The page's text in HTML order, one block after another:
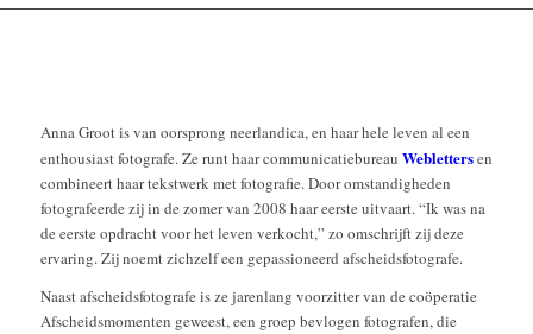
Anna Groot is van oorsprong neerlandica, en haar hele leven al een
enthousiast fotografe. Ze runt haar communicatiebureau Weblettersen
combineert haar tekstwerk met fotografie. Door omstandigheden
fotografeerde zij in de zomer van 2008 haar eerste uitvaart. “Ik was na
de eerste opdracht voor het leven verkocht,” zo omschrijft zij deze
ervaring. Zij noemt zichzelf een gepassioneerd afscheidsfotografe.
Naast afscheidsfotografe is ze jarenlang voorzitter van de coöperatie
Afscheidsmomenten geweest, een groep bevlogen fotografen, die